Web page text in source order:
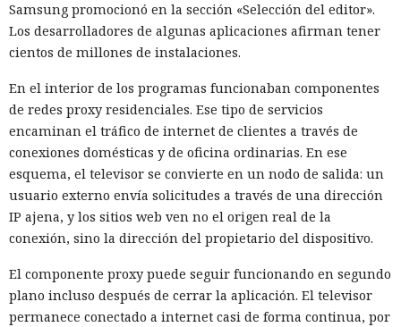
Samsung promocionó en la sección «Selección del editor».
Los desarrolladores de algunas aplicaciones afirman tener
cientos de millones de instalaciones.
En el interior de los programas funcionaban componentes
de redes proxy residenciales. Ese tipo de servicios
encaminan el tráfico de internet de clientes a través de
conexiones domésticas y de oficina ordinarias. En ese
esquema, el televisor se convierte en un nodo de salida: un
usuario externo envía solicitudes a través de una dirección
IP ajena, y los sitios web ven no el origen real de la
conexión, sino la dirección del propietario del dispositivo.
El componente proxy puede seguir funcionando en segundo
plano incluso después de cerrar la aplicación. El televisor
permanece conectado a internet casi de forma continua, por